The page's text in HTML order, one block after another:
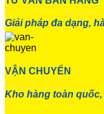
Giải pháp đa dạng,
VẬN CHUYỂN
Kho hàng toàn